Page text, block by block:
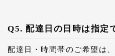
Q5. 配達日の日時は指定
配達日・時間帯のご希望は